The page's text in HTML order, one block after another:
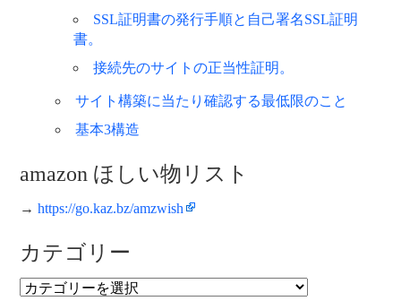
SSL証明書の発行手順と自己署名SSL証明
書。
接続先のサイトの正当性証明。
サイト構築に当たり確認する最低限のこと
基本3構造
amazon ほしい物リスト
→ https://go.kaz.bz/amzwish
カテゴリー
カ